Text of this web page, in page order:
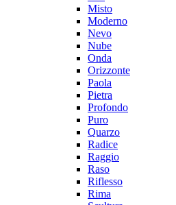
Misto
Moderno
Nevo
Nube
Onda
Orizzonte
Paola
Pietra
Profondo
Puro
Quarzo
Radice
Raggio
Raso
Riflesso
Rima